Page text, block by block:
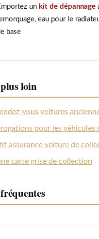
un kit de dépannage
eau pour le
base
loin
vous voitures
pour les véhicules
assurance voiture de
carte grise de collection